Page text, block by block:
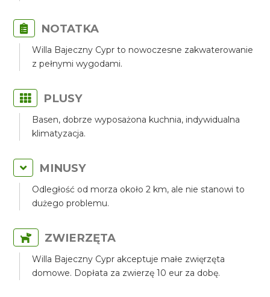
NOTATKA
Willa Bajeczny Cypr to nowoczesne zakwaterowanie
z pełnymi wygodami.
PLUSY
Basen, dobrze wyposażona kuchnia, indywidualna
klimatyzacja.
MINUSY
Odległość od morza około 2 km, ale nie stanowi to
dużego problemu.
ZWIERZĘTA
Willa Bajeczny Cypr akceptuje małe zwięrzęta
domowe. Dopłata za zwierzę 10 eur za dobę.